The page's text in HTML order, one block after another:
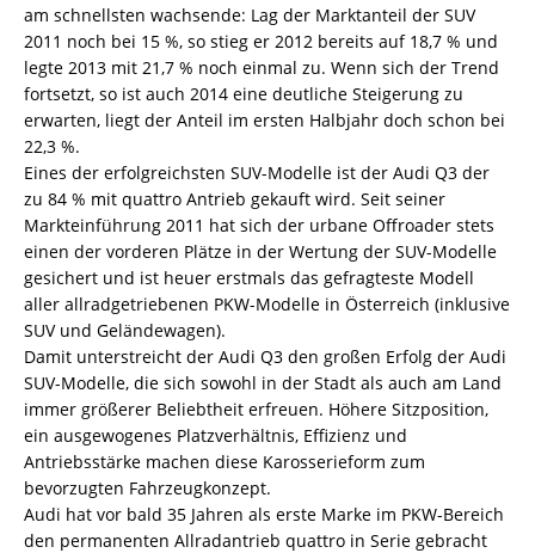
am schnellsten wachsende: Lag der Marktanteil der SUV
2011 noch bei 15 %, so stieg er 2012 bereits auf 18,7 % und
legte 2013 mit 21,7 % noch einmal zu. Wenn sich der Trend
fortsetzt, so ist auch 2014 eine deutliche Steigerung zu
erwarten, liegt der Anteil im ersten Halbjahr doch schon bei
22,3 %.
Eines der erfolgreichsten SUV-Modelle ist der Audi Q3 der
zu 84 % mit quattro Antrieb gekauft wird. Seit seiner
Markteinführung 2011 hat sich der urbane Offroader stets
einen der vorderen Plätze in der Wertung der SUV-Modelle
gesichert und ist heuer erstmals das gefragteste Modell
aller allradgetriebenen PKW-Modelle in Österreich (inklusive
SUV und Geländewagen).
Damit unterstreicht der Audi Q3 den großen Erfolg der Audi
SUV-Modelle, die sich sowohl in der Stadt als auch am Land
immer größerer Beliebtheit erfreuen. Höhere Sitzposition,
ein ausgewogenes Platzverhältnis, Effizienz und
Antriebsstärke machen diese Karosserieform zum
bevorzugten Fahrzeugkonzept.
Audi hat vor bald 35 Jahren als erste Marke im PKW-Bereich
den permanenten Allradantrieb quattro in Serie gebracht